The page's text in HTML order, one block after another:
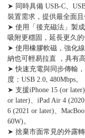
➤ 同時具備 USB-C、
裝置需求，提供最全面且
➤ 使用「後充磁法」製
吸附更穩固，延長更久的
➤ 使用橡膠軟磁，強化
納也可輕易拉直 ，具有
➤ 快速充電與同步傳輸
度：USB 2.0, 480Mbps。
➤ 支援iPhone 15 (or
or later)、iPad Air 4
6 (2021 or later)、
60W)。
➤ 捨棄市面常見的外露